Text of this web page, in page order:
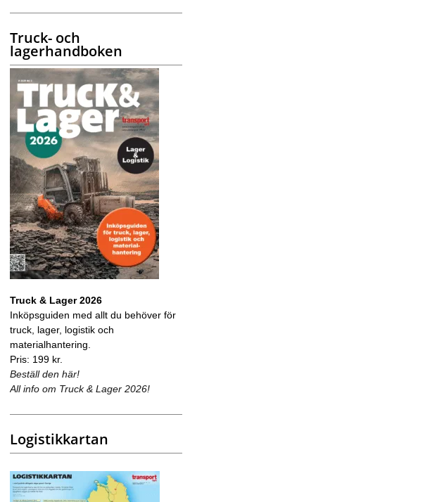
Truck- och
lagerhandboken
Truck & Lager 2026
Inköpsguiden med allt du behöver för
truck, lager, logistik och
materialhantering.
Pris: 199 kr.
Beställ den här!
All info om Truck & Lager 2026!
Logistikkartan